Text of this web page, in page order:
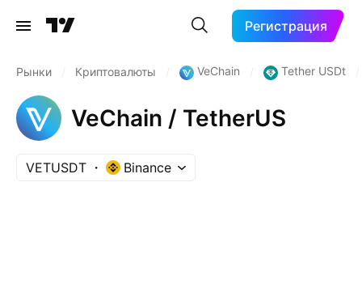
Регистрация
Рынки Криптовалюты VeChain Tether USDt
VeChain / TetherUS
VETUSDT Binance